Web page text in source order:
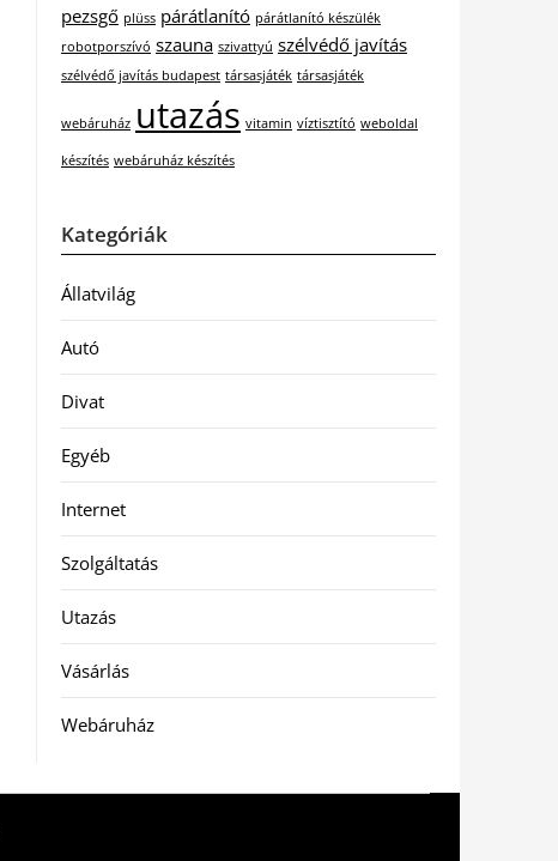
pezsgő plüss párátlanító párátlanító készülék
robotporszívó szauna szivattyú szélvédő javítás
szélvédő javítás budapest társasjáték társasjáték
webáruház utazás vitamin víztisztító weboldal
készítés webáruház készítés
Kategóriák
Állatvilág
Autó
Divat
Egyéb
Internet
Szolgáltatás
Utazás
Vásárlás
Webáruház